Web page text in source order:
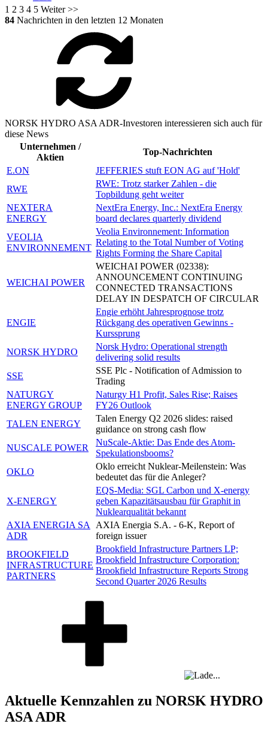
1 2 3 4 5 Weiter >>
84 Nachrichten in den letzten 12 Monaten
NORSK HYDRO ASA ADR-Investoren interessieren sich auch für
diese News
Unternehmen /
Aktien
Top-Nachrichten
E.ON
JEFFERIES stuft EON AG auf 'Hold'
RWE
RWE: Trotz starker Zahlen - die
Topbildung geht weiter
NEXTERA
ENERGY
NextEra Energy, Inc.: NextEra Energy
board declares quarterly dividend
VEOLIA
ENVIRONNEMENT
Veolia Environnement: Information
Relating to the Total Number of Voting
Rights Forming the Share Capital
WEICHAI POWER
WEICHAI POWER (02338):
ANNOUNCEMENT CONTINUING
CONNECTED TRANSACTIONS
DELAY IN DESPATCH OF CIRCULAR
ENGIE
Engie erhöht Jahresprognose trotz
Rückgang des operativen Gewinns -
Kurssprung
NORSK HYDRO
Norsk Hydro: Operational strength
delivering solid results
SSE
SSE Plc - Notification of Admission to
Trading
NATURGY
ENERGY GROUP
Naturgy H1 Profit, Sales Rise; Raises
FY26 Outlook
TALEN ENERGY
Talen Energy Q2 2026 slides: raised
guidance on strong cash flow
NUSCALE POWER
NuScale-Aktie: Das Ende des Atom-
Spekulationsbooms?
OKLO
Oklo erreicht Nuklear-Meilenstein: Was
bedeutet das für die Anleger?
X-ENERGY
EQS-Media: SGL Carbon und X-energy
geben Kapazitätsausbau für Graphit in
Nuklearqualität bekannt
AXIA ENERGIA SA
ADR
AXIA Energia S.A. - 6-K, Report of
foreign issuer
BROOKFIELD
INFRASTRUCTURE
PARTNERS
Brookfield Infrastructure Partners LP;
Brookfield Infrastructure Corporation:
Brookfield Infrastructure Reports Strong
Second Quarter 2026 Results
Aktuelle Kennzahlen zu NORSK HYDRO
ASA ADR